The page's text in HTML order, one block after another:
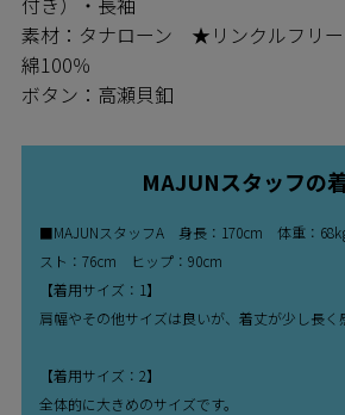
素材：タナローン ★リンクルフリー
綿100％
ボタン：高瀬貝釦
MAJUNスタッフの
■MAJUNスタッフA 身長：170cm 体重：
スト：76cm ヒップ：90cm
【着用サイズ：1】
肩幅やその他サイズは良いが、着丈が少し長く
【着用サイズ：2】
全体的に大きめのサイズです。